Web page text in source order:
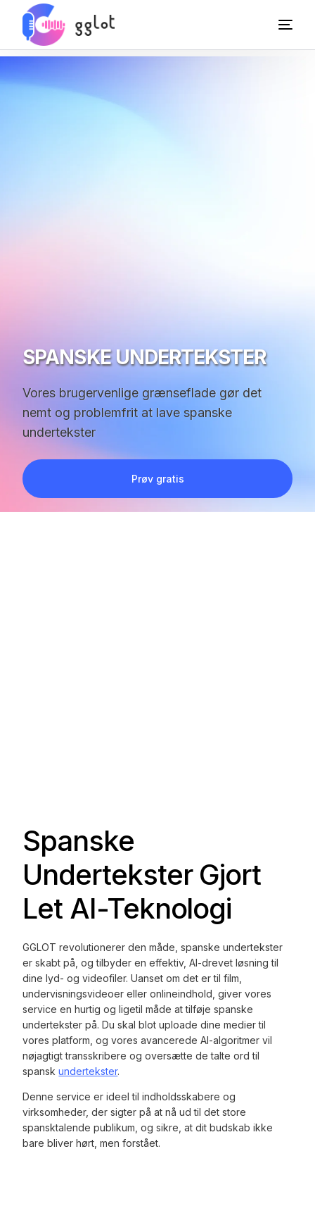
SPANSKE UNDERTEKSTER
Vores brugervenlige grænseflade gør det
nemt og problemfrit at lave spanske
undertekster
Prøv gratis
Spanske
Undertekster Gjort
Let AI-Teknologi
GGLOT revolutionerer den måde, spanske undertekster
er skabt på, og tilbyder en effektiv, AI-drevet løsning til
dine lyd- og videofiler. Uanset om det er til film,
undervisningsvideoer eller onlineindhold, giver vores
service en hurtig og ligetil måde at tilføje spanske
undertekster på. Du skal blot uploade dine medier til
vores platform, og vores avancerede AI-algoritmer vil
nøjagtigt transskribere og oversætte de talte ord til
spanskundertekster.
Denne service er ideel til indholdsskabere og
virksomheder, der sigter på at nå ud til det store
spansktalende publikum, og sikre, at dit budskab ikke
bare bliver hørt, men forstået.